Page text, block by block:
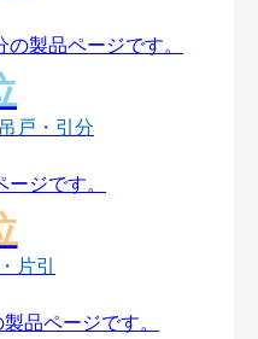
戸・引分
片引